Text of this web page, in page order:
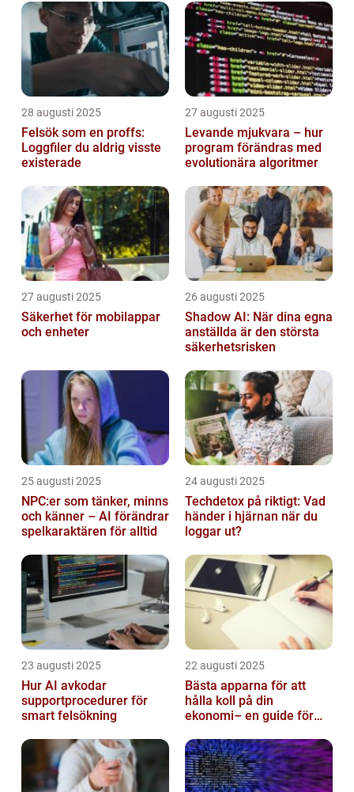
barnens dagliga rutiner
28 augusti 2025
Felsök som en proffs:
Loggfiler du aldrig visste
existerade
27 augusti 2025
Levande mjukvara – hur
program förändras med
evolutionära algoritmer
27 augusti 2025
Säkerhet för mobilappar
och enheter
26 augusti 2025
Shadow AI: När dina egna
anställda är den största
säkerhetsrisken
25 augusti 2025
NPC:er som tänker, minns
och känner – AI förändrar
spelkaraktären för alltid
24 augusti 2025
Techdetox på riktigt: Vad
händer i hjärnan när du
loggar ut?
23 augusti 2025
Hur AI avkodar
supportprocedurer för
smart felsökning
22 augusti 2025
Bästa apparna för att
hålla koll på din
ekonomi– en guide för